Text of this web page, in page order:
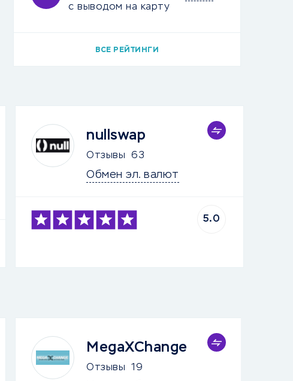
с выводом на карту
ВСЕ РЕЙТИНГИ
nullswap
Отзывы 63
Обмен эл. валют
5.0
MegaXChange
Отзывы 19